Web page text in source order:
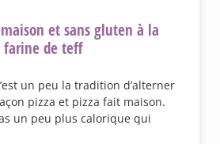
et sans gluten à la
farine de teff
un peu la tradition d’alterner
pizza et pizza fait maison.
un peu plus calorique qui